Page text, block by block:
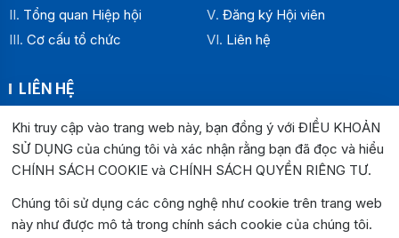
Tổng quan Hiệp hội
Cơ cấu tổ chức
Đăng ký Hội viên
Liên hệ
LIÊN HỆ
Địa chỉ:
Văn phòng Hiệp hội Doanh nghiệp tỉnh Đắk Lắk: Số 33
Trường Chinh , P. Buôn Ma Thuột, tỉnh Đắk Lắk
Tuy Hòa, tỉnh Đắk Lắk
Hotline: 0262.3825999 0262.3827999
Khi truy cập vào trang web này, bạn đồng ý với ĐIỀU KHOẢN
SỬ DỤNG của chúng tôi và xác nhận rằng bạn đã đọc và hiểu
CHÍNH SÁCH COOKIE và CHÍNH SÁCH QUYỀN RIÊNG TƯ.
Chúng tôi sử dụng các công nghệ như cookie trên trang web
này như được mô tả trong chính sách cookie của chúng tôi.